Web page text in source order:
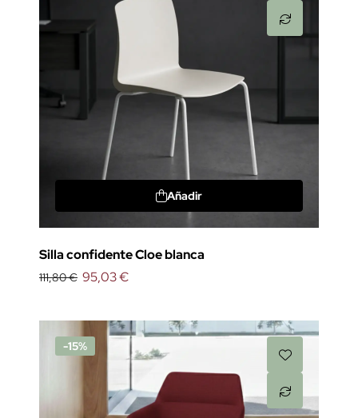
Añadir
Silla confidente Cloe blanca
111,80 € 95,03 €
-15%